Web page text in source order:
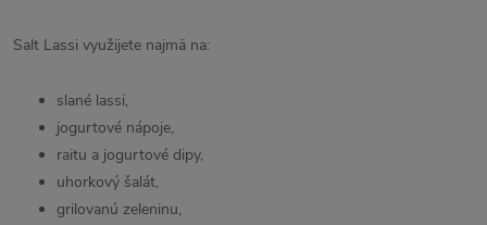
Salt Lassi využijete najmä na:
slané lassi,
jogurtové nápoje,
raitu a jogurtové dipy,
uhorkový šalát,
grilovanú zeleninu,